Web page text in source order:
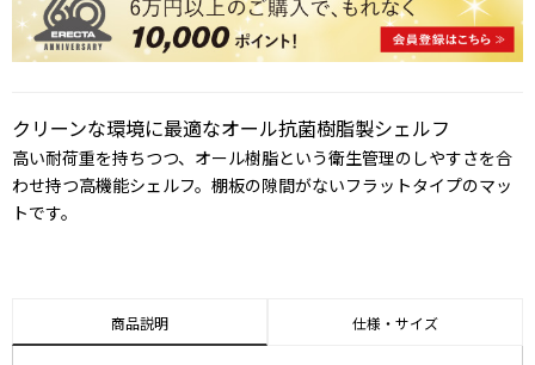
クリーンな環境に最適なオール抗菌樹脂製シェルフ
高い耐荷重を持ちつつ、オール樹脂という衛生管理のしやすさを合
わせ持つ高機能シェルフ。棚板の隙間がないフラットタイプのマッ
トです。
商品説明 仕様・サイズ